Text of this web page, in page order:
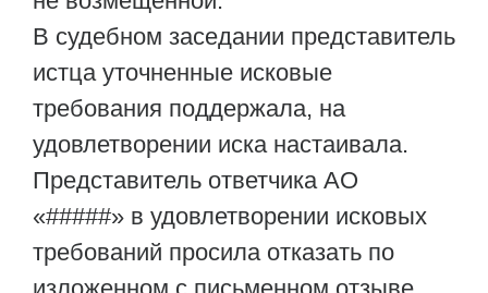
В судебном заседании представитель
истца уточненные исковые
требования поддержала, на
удовлетворении иска настаивала.
Представитель ответчика АО
«#####» в удовлетворении исковых
требований просила отказать по